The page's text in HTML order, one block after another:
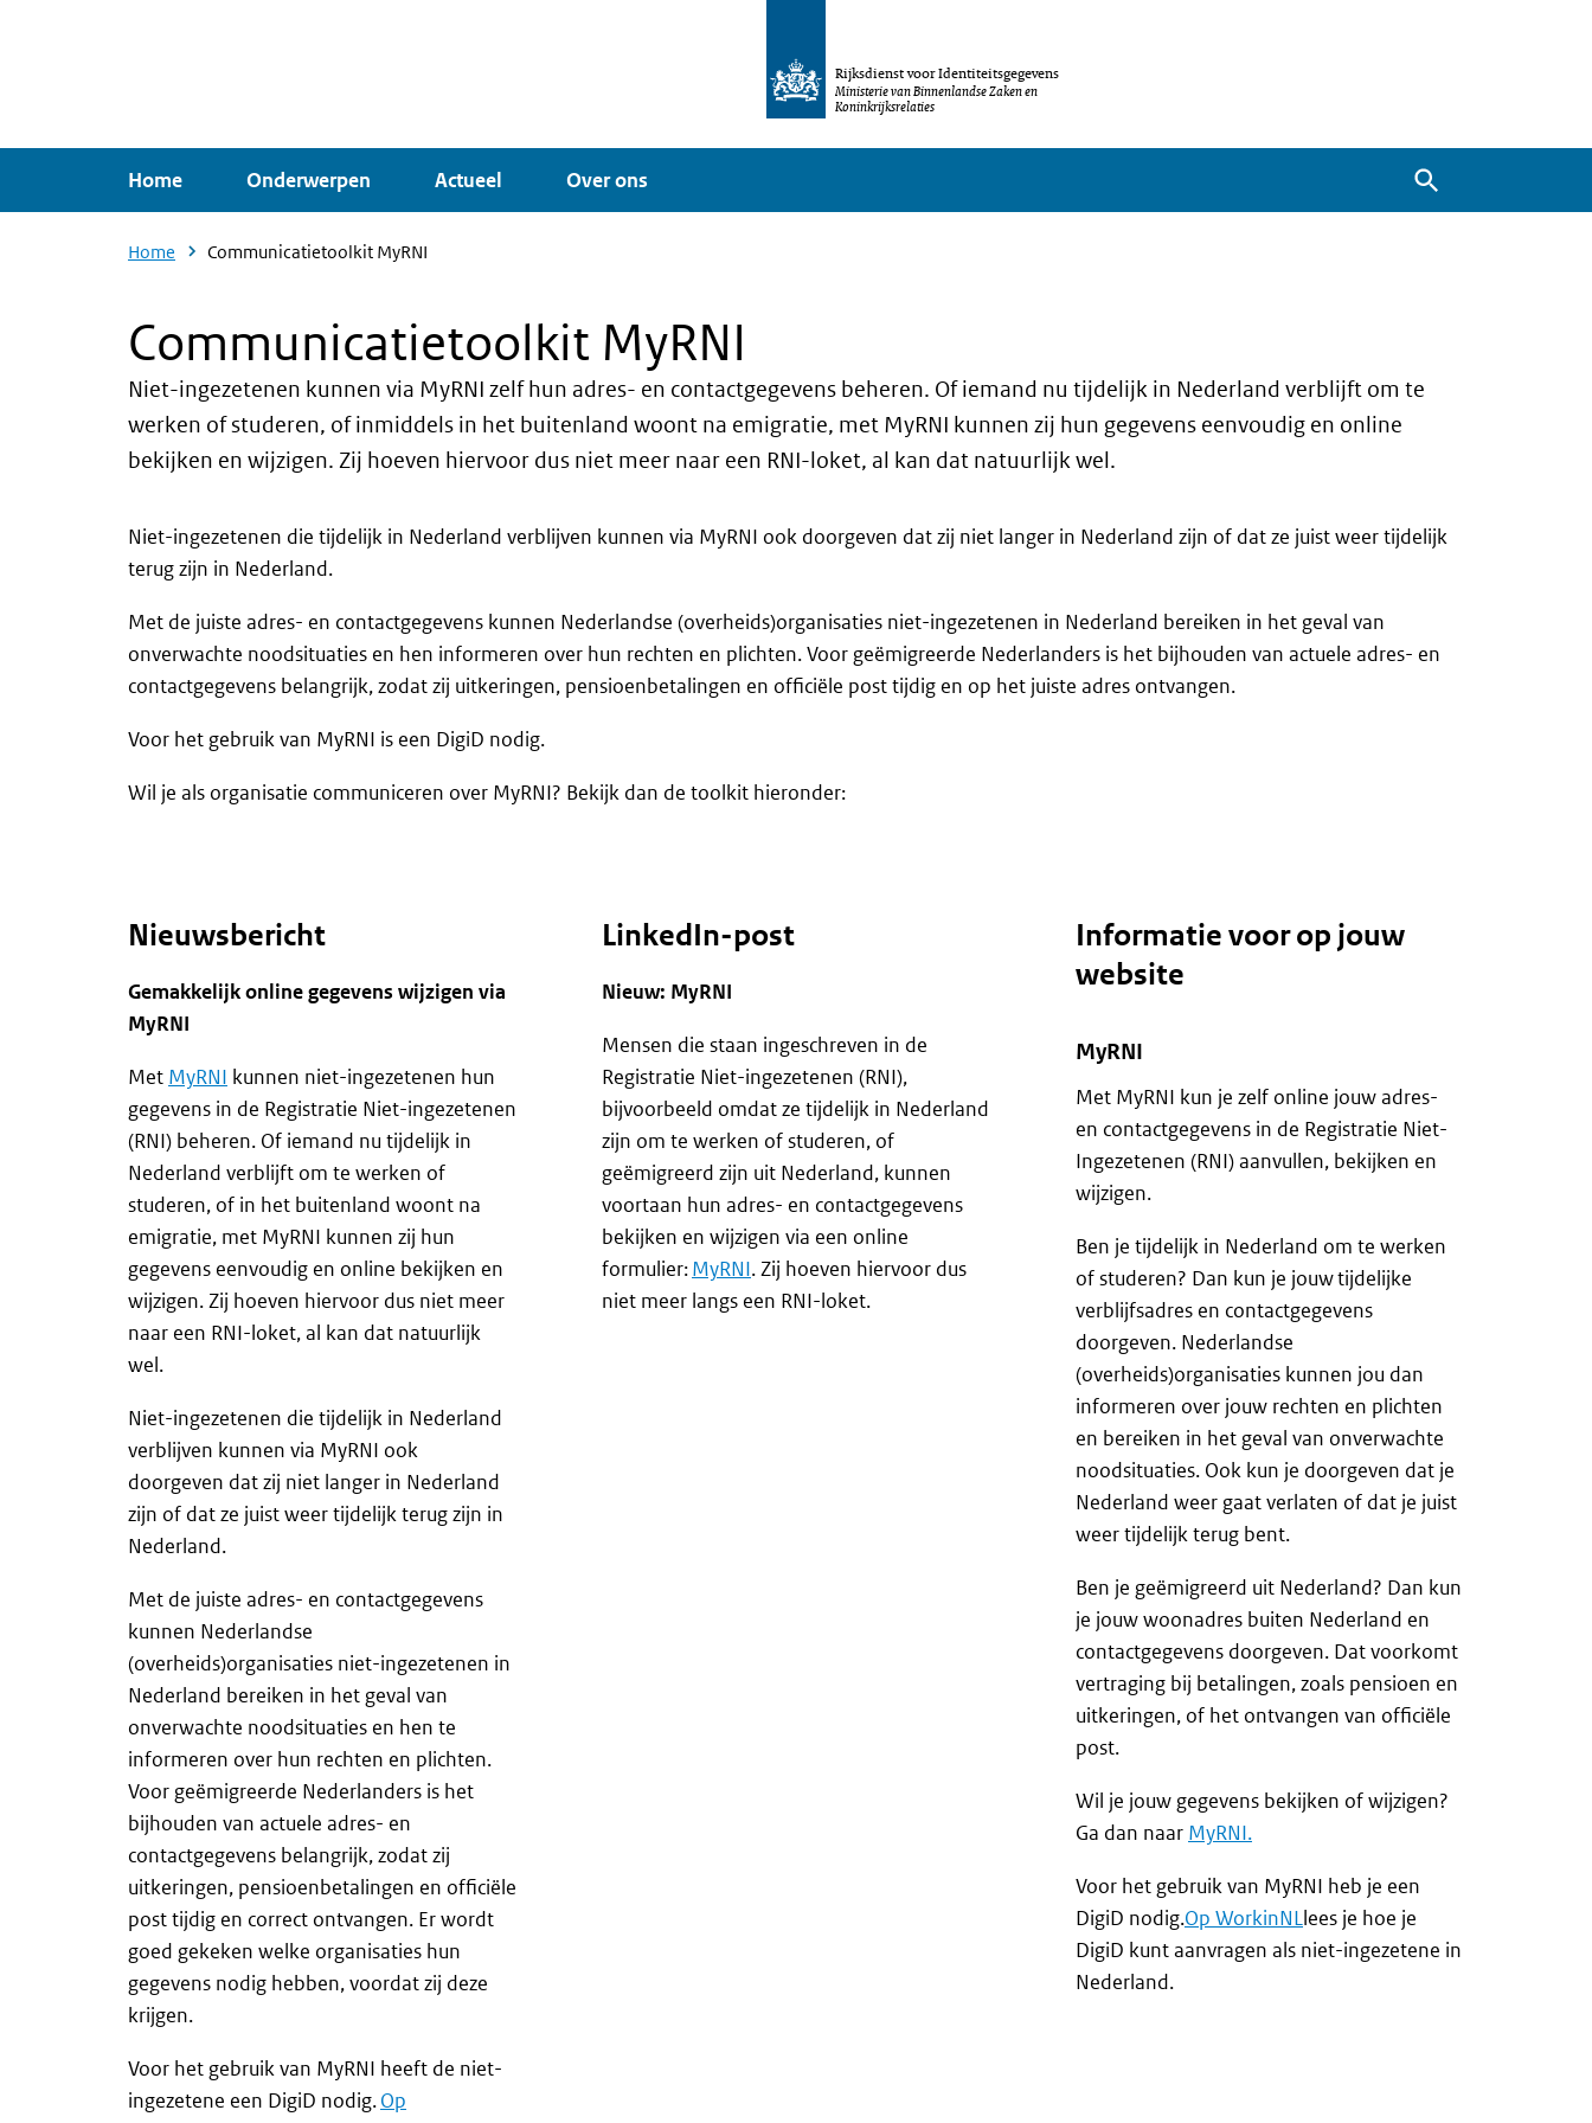
de
gaan
Rijksdienst voor Identiteitsgegevens
Ministerie van Binnenlandse Zaken en
Koninkrijksrelaties
Home Onderwerpen Actueel Over ons
Zoeken
Home Communicatietoolkit MyRNI
Communicatietoolkit MyRNI
Intro
Niet-ingezetenen kunnen via MyRNI zelf hun adres- en contactgegevens beheren. Of iemand nu tijdelijk in Nederland verblijft om te
werken of studeren, of inmiddels in het buitenland woont na emigratie, met MyRNI kunnen zij hun gegevens eenvoudig en online
bekijken en wijzigen. Zij hoeven hiervoor dus niet meer naar een RNI-loket, al kan dat natuurlijk wel.
Niet-ingezetenen die tijdelijk in Nederland verblijven kunnen via MyRNI ook doorgeven dat zij niet langer in Nederland zijn of dat ze juist weer tijdelijk
terug zijn in Nederland.
Met de juiste adres- en contactgegevens kunnen Nederlandse (overheids)organisaties niet-ingezetenen in Nederland bereiken in het geval van
onverwachte noodsituaties en hen informeren over hun rechten en plichten. Voor geëmigreerde Nederlanders is het bijhouden van actuele adres- en
contactgegevens belangrijk, zodat zij uitkeringen, pensioenbetalingen en officiële post tijdig en op het juiste adres ontvangen.
Voor het gebruik van MyRNI is een DigiD nodig.
Wil je als organisatie communiceren over MyRNI? Bekijk dan de toolkit hieronder:
Nieuwsbericht
Gemakkelijk online gegevens wijzigen via
MyRNI
Met MyRNI kunnen niet-ingezetenen hun
gegevens in de Registratie Niet-ingezetenen
(RNI) beheren. Of iemand nu tijdelijk in
Nederland verblijft om te werken of
studeren, of in het buitenland woont na
emigratie, met MyRNI kunnen zij hun
gegevens eenvoudig en online bekijken en
wijzigen. Zij hoeven hiervoor dus niet meer
naar een RNI-loket, al kan dat natuurlijk
wel.
Niet-ingezetenen die tijdelijk in Nederland
verblijven kunnen via MyRNI ook
doorgeven dat zij niet langer in Nederland
zijn of dat ze juist weer tijdelijk terug zijn in
Nederland.
Met de juiste adres- en contactgegevens
kunnen Nederlandse
(overheids)organisaties niet-ingezetenen in
Nederland bereiken in het geval van
onverwachte noodsituaties en hen te
informeren over hun rechten en plichten.
Voor geëmigreerde Nederlanders is het
bijhouden van actuele adres- en
contactgegevens belangrijk, zodat zij
uitkeringen, pensioenbetalingen en officiële
post tijdig en correct ontvangen. Er wordt
goed gekeken welke organisaties hun
gegevens nodig hebben, voordat zij deze
krijgen.
Voor het gebruik van MyRNI heeft de niet-
ingezetene een DigiD nodig.Op
LinkedIn-post
Nieuw: MyRNI
Mensen die staan ingeschreven in de
Registratie Niet-ingezetenen (RNI),
bijvoorbeeld omdat ze tijdelijk in Nederland
zijn om te werken of studeren, of
geëmigreerd zijn uit Nederland, kunnen
voortaan hun adres- en contactgegevens
bekijken en wijzigen via een online
formulier:MyRNI. Zij hoeven hiervoor dus
niet meer langs een RNI-loket.
Informatie voor op jouw
website
MyRNI
Met MyRNI kun je zelf online jouw adres-
en contactgegevens in de Registratie Niet-
Ingezetenen (RNI) aanvullen, bekijken en
wijzigen.
Ben je tijdelijk in Nederland om te werken
of studeren? Dan kun je jouw tijdelijke
verblijfsadres en contactgegevens
doorgeven. Nederlandse
(overheids)organisaties kunnen jou dan
informeren over jouw rechten en plichten
en bereiken in het geval van onverwachte
noodsituaties. Ook kun je doorgeven dat je
Nederland weer gaat verlaten of dat je juist
weer tijdelijk terug bent.
Ben je geëmigreerd uit Nederland? Dan kun
je jouw woonadres buiten Nederland en
contactgegevens doorgeven. Dat voorkomt
vertraging bij betalingen, zoals pensioen en
uitkeringen, of het ontvangen van officiële
post.
Wil je jouw gegevens bekijken of wijzigen?
Ga dan naar MyRNI.
Voor het gebruik van MyRNI heb je een
DigiD nodig.Op WorkinNLlees je hoe je
DigiD kunt aanvragen als niet-ingezetene in
Nederland.